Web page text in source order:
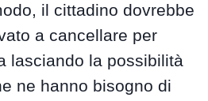
il cittadino dovrebbe
a cancellare per
lasciando la possibilità
ne hanno bisogno di